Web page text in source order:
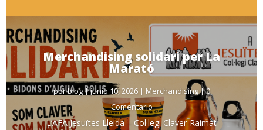
Merchandising solidari per La
Marató
porblog|junio 10, 2026| Merchandising| 0
Comentario
L’AFA Jesuïtes Lleida – Col·legi Claver-Raimat